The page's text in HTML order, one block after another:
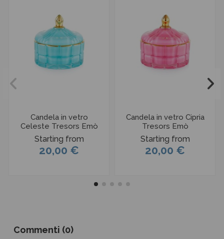
Candela in vetro
Celeste Tresors Emò
Starting from
20,00 €
Candela in vetro Cipria
Tresors Emò
Starting from
20,00 €
Commenti (0)